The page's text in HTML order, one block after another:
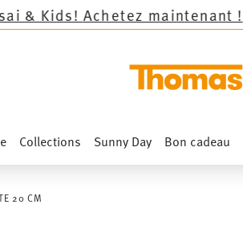
maintenant !
Collections Sunny Day Bon cadeau
20 CM